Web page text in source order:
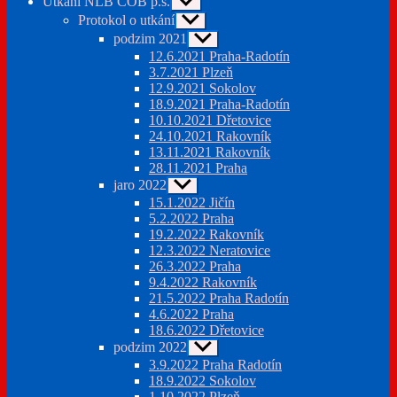
podmenu
Protokol o utkání Zobrazit
podmenu
podzim 2021
Zobrazit
podmenu
12.6.2021 Praha-Radotín
3.7.2021 Plzeň
12.9.2021 Sokolov
18.9.2021 Praha-Radotín
10.10.2021 Dřetovice
24.10.2021 Rakovník
13.11.2021 Rakovník
28.11.2021 Praha
jaro 2022 Zobrazit
podmenu
15.1.2022 Jičín
5.2.2022 Praha
19.2.2022 Rakovník
12.3.2022 Neratovice
26.3.2022 Praha
9.4.2022 Rakovník
21.5.2022 Praha Radotín
4.6.2022 Praha
18.6.2022 Dřetovice
podzim 2022 Zobrazit
podmenu
3.9.2022 Praha Radotín
18.9.2022 Sokolov